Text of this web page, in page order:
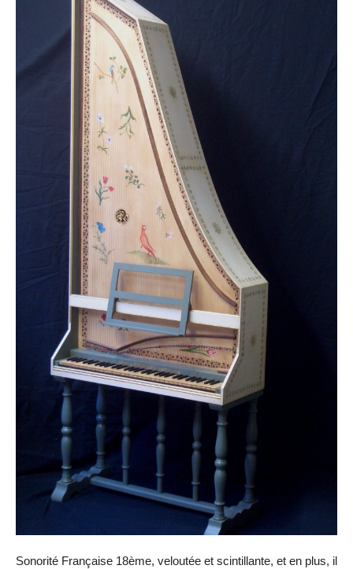
Sonorité Française 18ème, veloutée et scintillante, et en plus, il